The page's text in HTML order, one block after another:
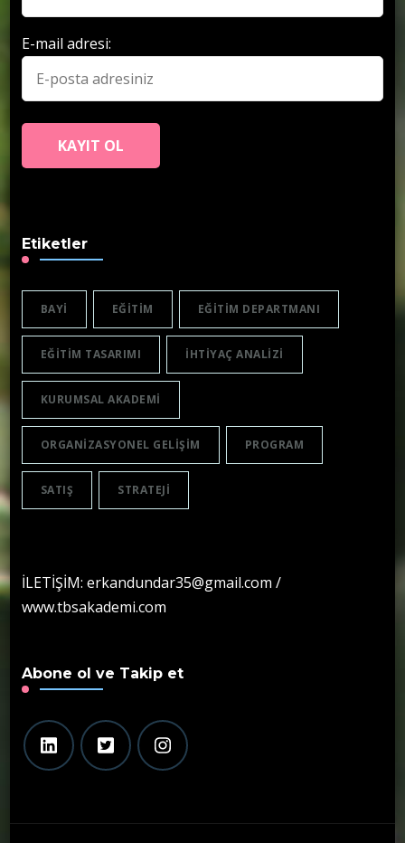
E-mail adresi:
Etiketler
BAYI EĞITIM EĞITIM DEPARTMANI
EĞITIM TASARIMI IHTIYAÇ ANALIZI
KURUMSAL AKADEMI
ORGANIZASYONEL GELIŞIM PROGRAM
SATIŞ STRATEJI
İLETİŞİM: erkandundar35@gmail.com /
www.tbsakademi.com
Abone ol ve Takip et